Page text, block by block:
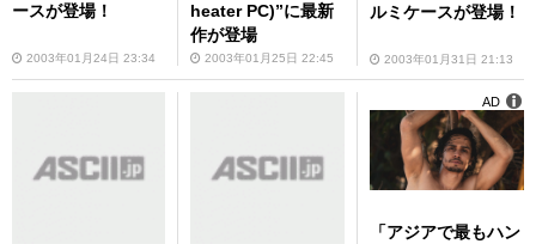
ースが登場！
2003年01月24日 23:34
heater PC)”に最新
作が登場
2003年01月25日 22:45
ルミケースが登場！
2003年01月31日 21:13
「アジアで最もハン
AD